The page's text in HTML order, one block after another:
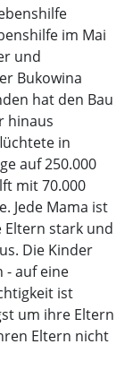
im Mai
und
Bukowina
hat den Bau
hinaus
in
auf 250.000
mit 70.000
Jede Mama ist
Eltern stark und
Die Kinder
- auf eine
ist
um ihre Eltern
Eltern nicht